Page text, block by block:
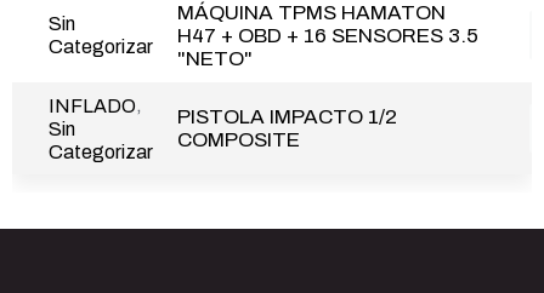
Sin
Categorizar
MÁQUINA TPMS HAMATON
H47 + OBD + 16 SENSORES 3.5
"NETO"
INFLADO,
Sin
Categorizar
PISTOLA IMPACTO 1/2
COMPOSITE